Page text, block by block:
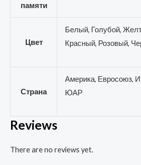
памяти
Цвет
Белый, Голубой,
Красный, Розовый,
Страна
Америка, Евросоюз,
ЮАР
Reviews
There are no reviews yet.